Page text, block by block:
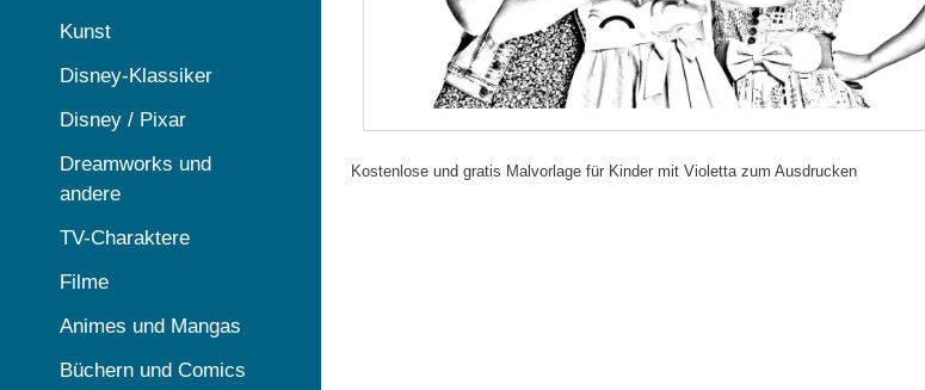
Kostenlose und gratis Malvorlage für Kinder mit Violetta zum Ausdrucken
Kunst
Disney-Klassiker
Disney / Pixar
Dreamworks und
andere
TV-Charaktere
Filme
Animes und Mangas
Büchern und Comics